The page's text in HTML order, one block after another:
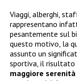
Viaggi, alberghi,
rappresentano
pesantemente sul
questo motivo, la
assunto un
sportiva, il risultato
maggiore